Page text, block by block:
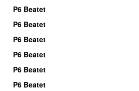
P6 Beatet
P6 Beatet
P6 Beatet
P6 Beatet
P6 Beatet
P6 Beatet